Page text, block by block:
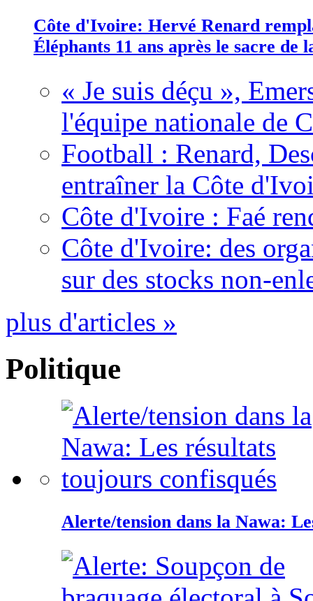
Côte d'Ivoire: Hervé Renard
Éléphants 11 ans après le sacre de
« Je suis déçu »,
l'équipe nationale de
Football : Renard,
entraîner la Côte
Côte d'Ivoire : Faé
Côte d'Ivoire: des
sur des stocks non-
plus d'articles »
Politique
Alerte/tension dans la Nawa: